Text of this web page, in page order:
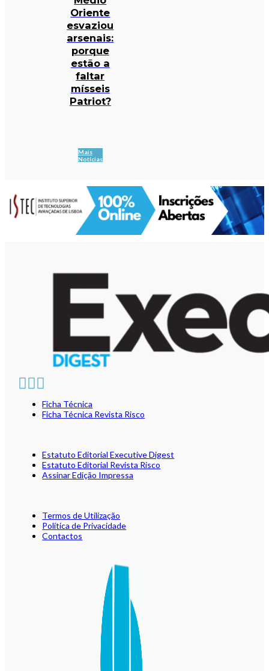
Oriente
esvaziou
arsenais:
porque
estão a
faltar
mísseis
Patriot?
Mais
Notícias
Ficha Técnica
Ficha Técnica Revista Risco
Estatuto Editorial Executive Digest
Estatuto Editorial Revista Risco
Assinar Edição Impressa
Termos de Utilização
Política de Privacidade
Contactos